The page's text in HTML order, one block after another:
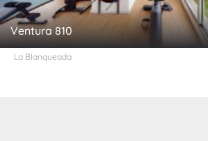
Ventura 810
La Blanqueada